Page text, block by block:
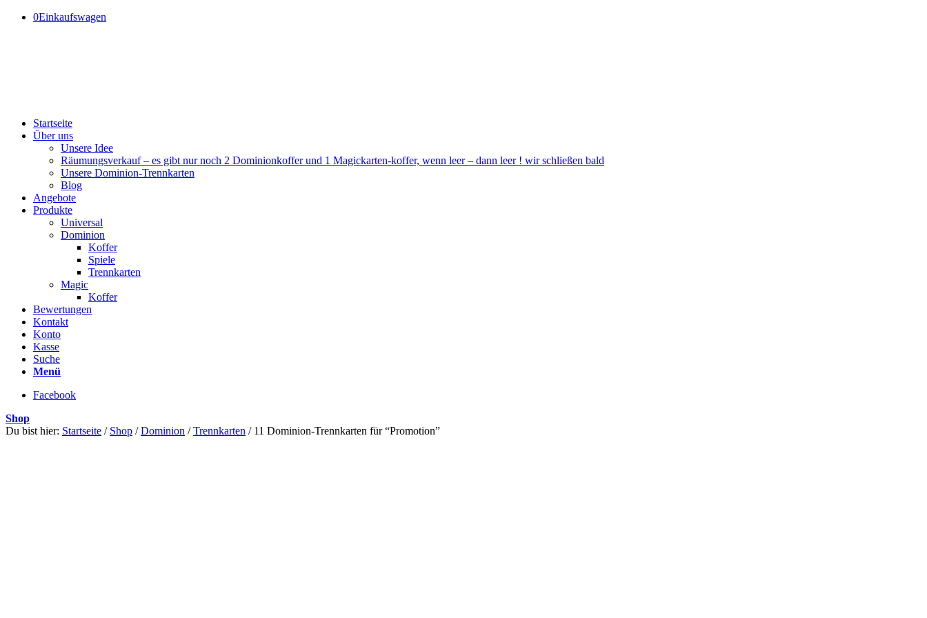
0Einkaufswagen
Startseite
Über uns
Unsere Idee
Räumungsverkauf – es gibt nur noch 2 Dominionkoffer und 1 Magickarten-koffer, wenn leer – dann leer ! wir schließen bald
Unsere Dominion-Trennkarten
Blog
Angebote
Produkte
Universal
Dominion
Koffer
Spiele
Trennkarten
Magic
Koffer
Bewertungen
Kontakt
Konto
Kasse
Suche
Menü
Facebook
Shop
Du bist hier: Startseite / Shop / Dominion / Trennkarten / 11 Dominion-Trennkarten für “Promotion”